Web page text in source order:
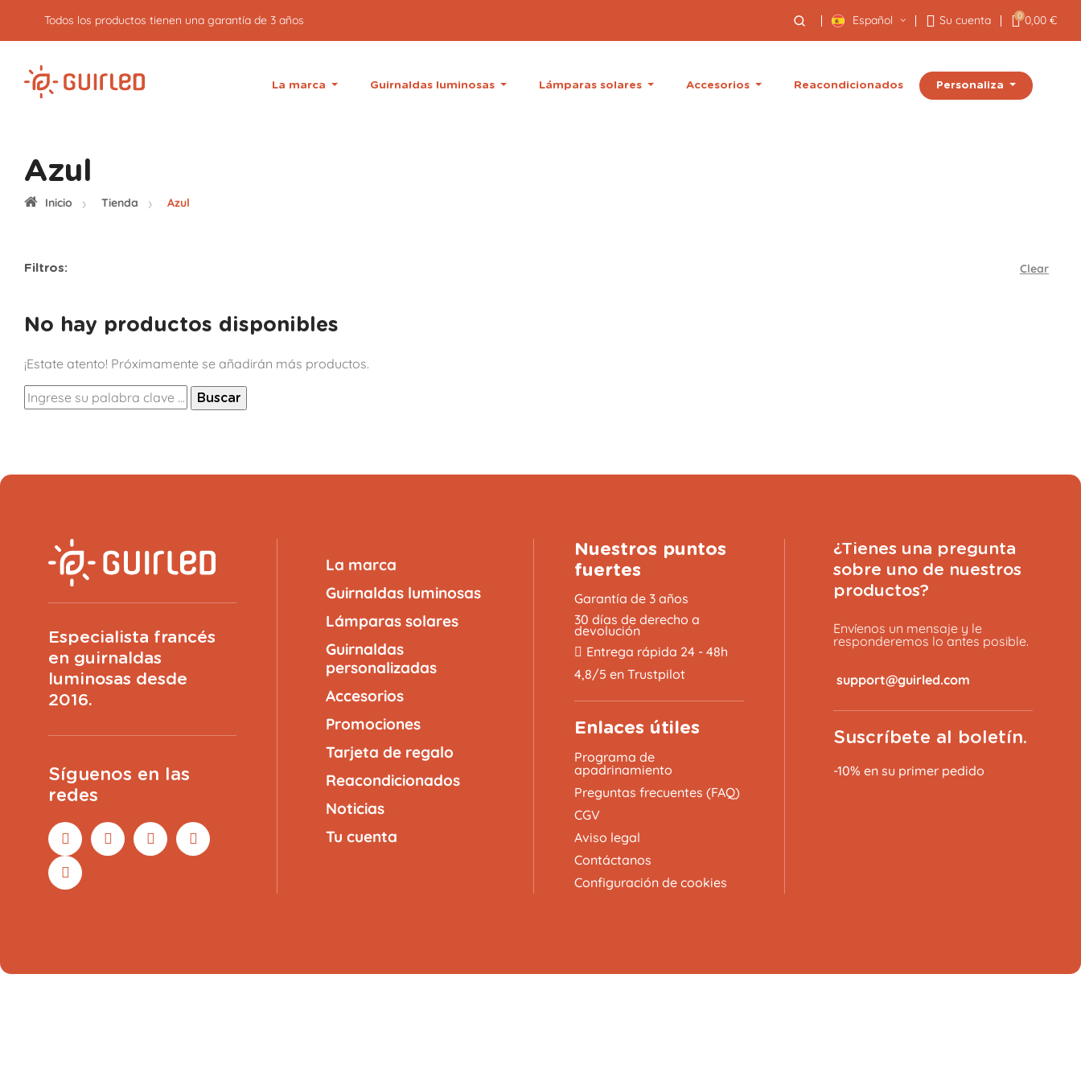
Todos los productos tienen una garantía de 3 años Español Su cuenta 0 0,00 €
La marca Guirnaldas luminosas Lámparas solares Accesorios Reacondicionados Personaliza
Azul
Inicio Tienda Azul
Filtros: Clear
No hay productos disponibles
¡Estate atento! Próximamente se añadirán más productos.
Buscar
Especialista francés
en guirnaldas
luminosas desde
2016.
Síguenos en las
redes
La marca
Guirnaldas luminosas
Lámparas solares
Guirnaldas
personalizadas
Accesorios
Promociones
Tarjeta de regalo
Reacondicionados
Noticias
Tu cuenta
Nuestros puntos
fuertes
Garantía de 3 años
30 días de derecho a
devolución
Entrega rápida 24 - 48h
4,8/5 en Trustpilot
Enlaces útiles
Programa de
apadrinamiento
Preguntas frecuentes (FAQ)
CGV
Aviso legal
Contáctanos
Configuración de cookies
¿Tienes una pregunta
sobre uno de nuestros
productos?
Envíenos un mensaje y le
responderemos lo antes posible.
Suscríbete al boletín.
-10% en su primer pedido